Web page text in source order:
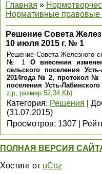
Главная »
Нормативные правовые
Решение Совета
10 июля 2015 г. № 1
Решение Совета Железного
№ 1 О внесении
сельского поселения
2014года № 2, протокол №
поселения Усть-
zip, размер 52,34 Kb)
Категория: Решения
(31.07.2015)
Просмотров: 1307
ПОЛНАЯ ВЕРСИЯ
Хостинг от uCoz